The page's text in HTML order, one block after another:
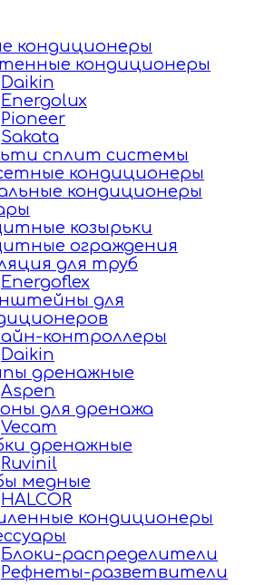
кондиционеры
кондиционеры
Daikin
Energolux
Pioneer
Sakata
сплит системы
кондиционеры
кондиционеры
козырьки
ограждения
для труб
Energoflex
для
контроллеры
Daikin
дренажные
Aspen
для дренажа
Vecam
дренажные
Ruvinil
медные
HALCOR
кондиционеры
Блоки-распределители
Рефнеты-разветвители